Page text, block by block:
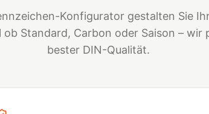
Konfigurator gestalten Sie
ob Standard, Carbon oder Saison – wir
bester DIN-Qualität.